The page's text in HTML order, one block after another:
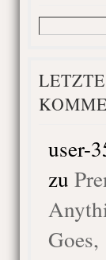
LETZTE
user-
zu
Goes,